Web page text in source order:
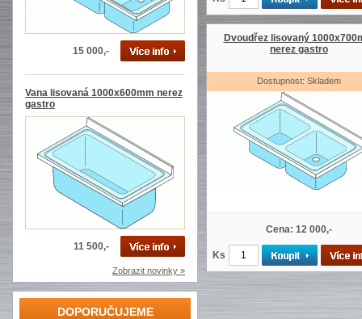
15 000,-
Vana lisovaná 1000x600mm nerez
gastro
11 500,-
Zobrazit novinky »
DOPORUČUJEME
Dvoudřez lisovaný
nerez gastro
Dostupnost: Skladem
Cena: 12 000,-
Ks